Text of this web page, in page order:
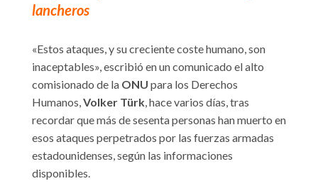
lancheros
«Estos ataques, y su creciente coste humano, son
inaceptables», escribió en un comunicado el alto
comisionado de la ONU para los Derechos
Humanos, Volker Türk , hace varios días, tras
recordar que más de sesenta personas han muerto en
esos ataques perpetrados por las fuerzas armadas
estadounidenses, según las informaciones
disponibles.